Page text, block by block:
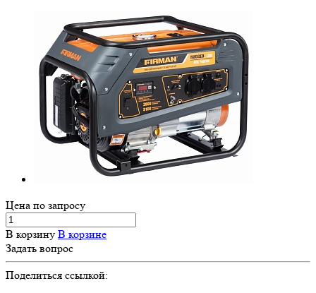
Цена по запросу
В корзину В корзине
Задать вопрос
Поделиться ссылкой: